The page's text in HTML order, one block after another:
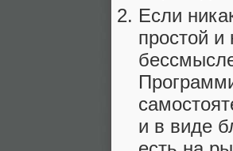
Если
простой
и в виде